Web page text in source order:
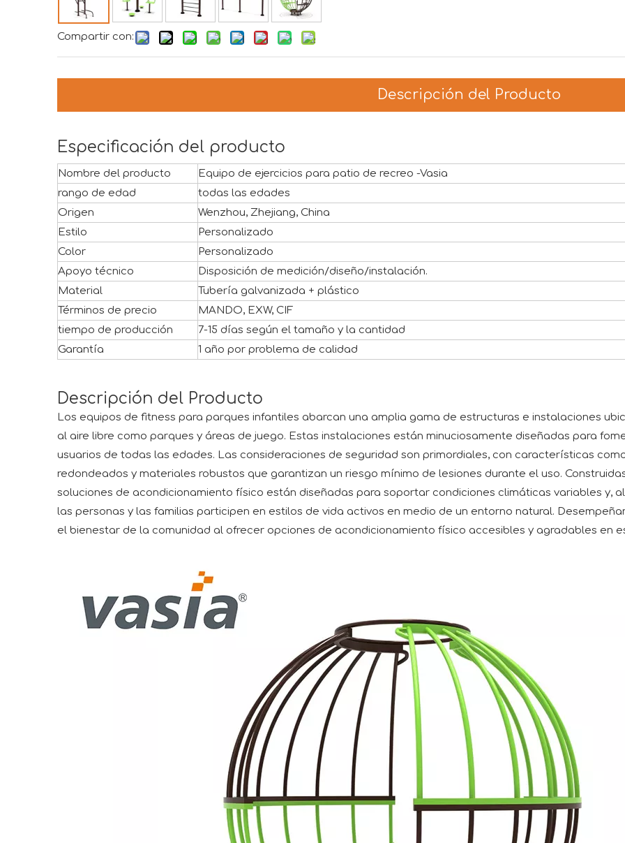
Compartir con:
Descripción del Producto
Especificación del producto
Nombre del producto
Equipo de ejercicios para patio de recreo -Vasia
rango de edad
todas las edades
Origen
Wenzhou, Zhejiang, China
Estilo
Personalizado
Color
Personalizado
Apoyo técnico
Disposición de medición/diseño/instalación.
Material
Tubería galvanizada + plástico
Términos de precio
MANDO, EXW, CIF
tiempo de producción
7-15 días según el tamaño y la cantidad
Garantía
1 año por problema de calidad
Descripción del Producto
Los equipos de fitness para parques infantiles abarcan una amplia gama de estructuras e instalaciones
al aire libre como parques y áreas de juego. Estas instalaciones están minuciosamente diseñadas para
usuarios de todas las edades. Las consideraciones de seguridad son primordiales, con características
redondeados y materiales robustos que garantizan un riesgo mínimo de lesiones durante el uso.
soluciones de acondicionamiento físico están diseñadas para soportar condiciones climáticas variables y,
las personas y las familias participen en estilos de vida activos en medio de un entorno natural.
el bienestar de la comunidad al ofrecer opciones de acondicionamiento físico accesibles y agradables en